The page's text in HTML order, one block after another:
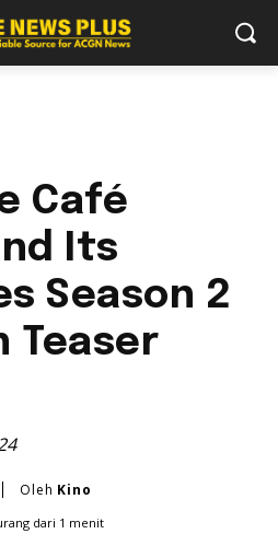
Café
Its
Season 2
Teaser
Oleh Kino
dari 1 menit